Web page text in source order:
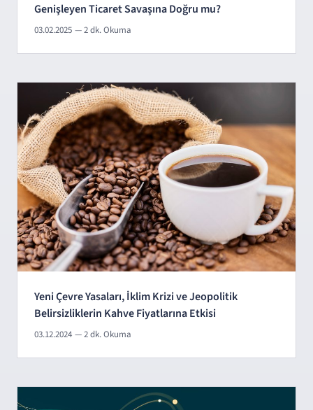
Genişleyen Ticaret Savaşına Doğru mu?
03.02.2025 — 2 dk. Okuma
Yeni Çevre Yasaları, İklim Krizi ve Jeopolitik
Belirsizliklerin Kahve Fiyatlarına Etkisi
03.12.2024 — 2 dk. Okuma